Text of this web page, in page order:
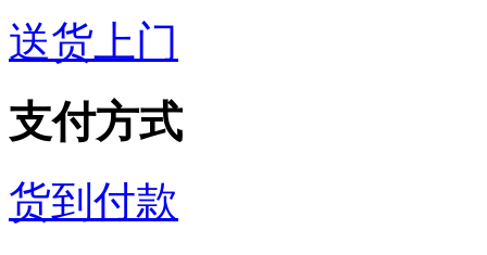
送货上门
支付方式
货到付款